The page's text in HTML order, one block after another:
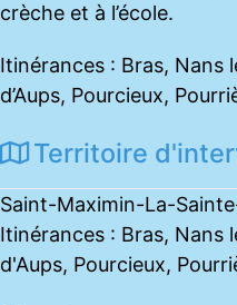
crèche et à l’école.
Itinérances : Bras, Nans
d’Aups, Pourcieux,
Territoire
Saint-Maximin-La-
Itinérances : Bras, Nans
d'Aups, Pourcieux,